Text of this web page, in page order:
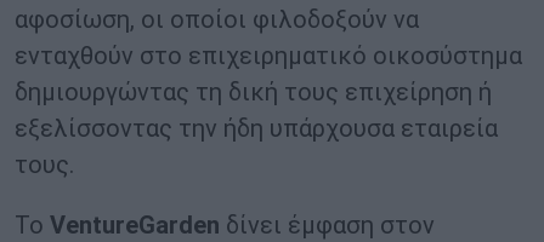
αφοσίωση, οι οποίοι φιλοδοξούν να
ενταχθούν στο επιχειρηματικό οικοσύστημα
δημιουργώντας τη δική τους επιχείρηση ή
εξελίσσοντας την ήδη υπάρχουσα εταιρεία
τους.
Το VentureGarden δίνει έμφαση στον